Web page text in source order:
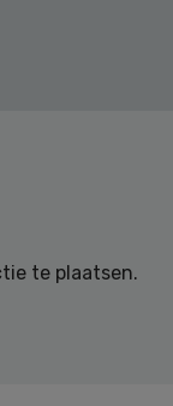
te plaatsen.